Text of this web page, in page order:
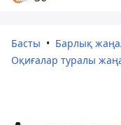
Басты
Барлық
Оқиғалар туралы